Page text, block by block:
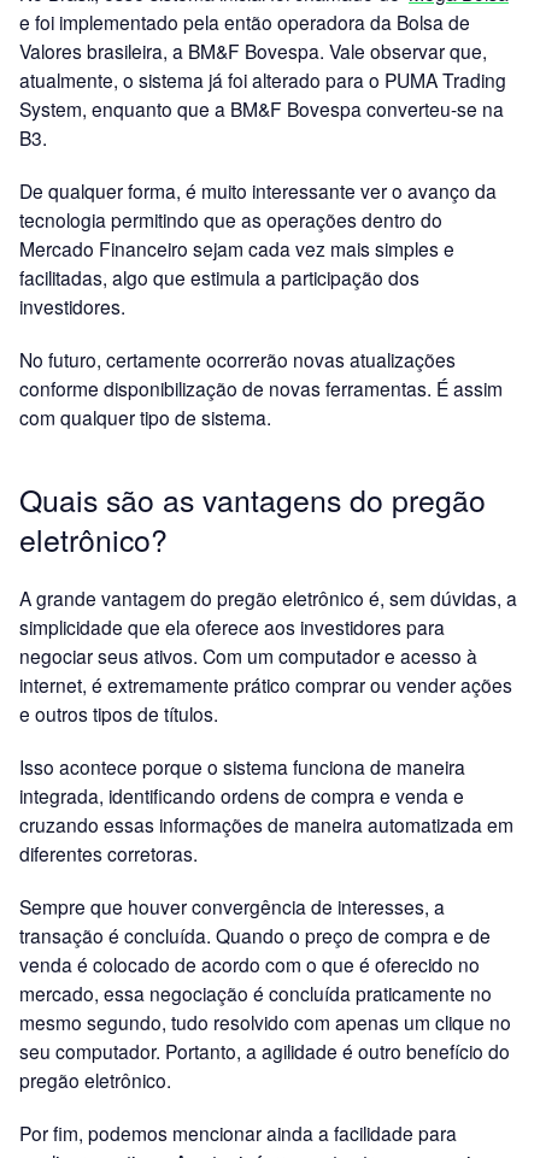
e foi implementado pela então operadora da Bolsa de
Valores brasileira, a BM&F Bovespa. Vale observar que,
atualmente, o sistema já foi alterado para o PUMA Trading
System, enquanto que a BM&F Bovespa converteu-se na
B3.
De qualquer forma, é muito interessante ver o avanço da
tecnologia permitindo que as operações dentro do
Mercado Financeiro sejam cada vez mais simples e
facilitadas, algo que estimula a participação dos
investidores.
No futuro, certamente ocorrerão novas atualizações
conforme disponibilização de novas ferramentas. É assim
com qualquer tipo de sistema.
Quais são as vantagens do pregão
eletrônico?
A grande vantagem do pregão eletrônico é, sem dúvidas, a
simplicidade que ela oferece aos investidores para
negociar seus ativos. Com um computador e acesso à
internet, é extremamente prático comprar ou vender ações
e outros tipos de títulos.
Isso acontece porque o sistema funciona de maneira
integrada, identificando ordens de compra e venda e
cruzando essas informações de maneira automatizada em
diferentes corretoras.
Sempre que houver convergência de interesses, a
transação é concluída. Quando o preço de compra e de
venda é colocado de acordo com o que é oferecido no
mercado, essa negociação é concluída praticamente no
mesmo segundo, tudo resolvido com apenas um clique no
seu computador. Portanto, a agilidade é outro benefício do
pregão eletrônico.
Por fim, podemos mencionar ainda a facilidade para